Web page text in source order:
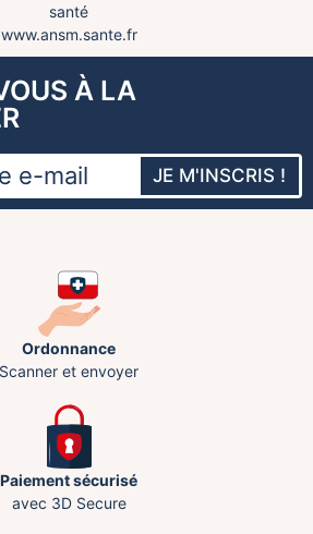
santé
www.ansm.sante.fr
À LA
JE M'INSCRIS !
Ordonnance
Scanner et envoyer
Paiement sécurisé
avec 3D Secure